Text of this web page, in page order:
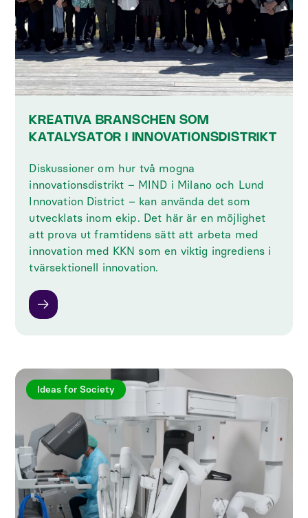
KREATIVA BRANSCHEN SOM
KATALYSATOR I INNOVATIONSDISTRIKT
Diskussioner om hur två mogna
innovationsdistrikt – MIND i Milano och Lund
Innovation District – kan använda det som
utvecklats inom ekip. Det här är en möjlighet
att prova ut framtidens sätt att arbeta med
innovation med KKN som en viktig ingrediens i
tvärsektionell innovation.
Ideas for Society